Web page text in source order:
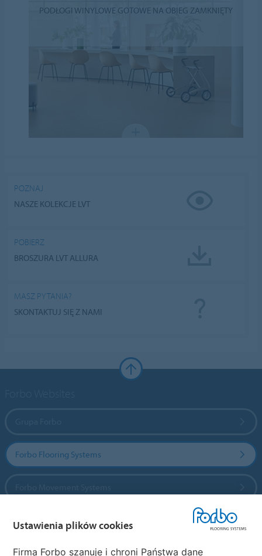
PODŁOGI WINYLOWE GOTOWE NA OBIEG ZAMKNIĘTY
POZNAJ
NASZE KOLEKCJE LVT
POBIERZ
BROSZURA LVT ALLURA
MASZ PYTANIA?
SKONTAKTUJ SIĘ Z NAMI
Forbo Flooring Systems
Ustawienia plików cookies
Firma Forbo szanuje i chroni Państwa dane